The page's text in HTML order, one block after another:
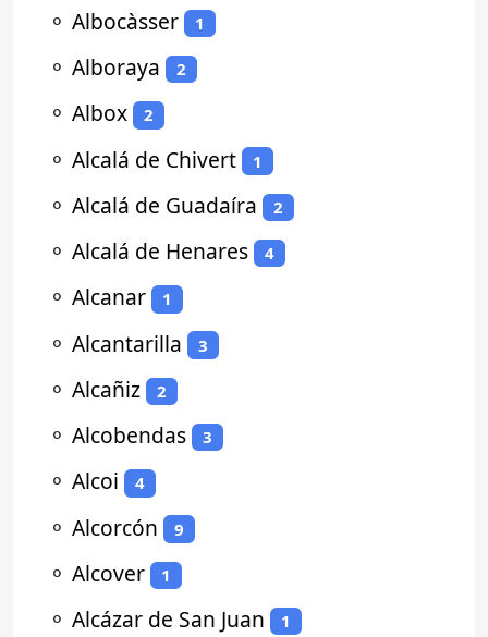
⚬ Albocàsser 1
⚬ Alboraya 2
⚬ Albox 2
⚬ Alcalá de Chivert 1
⚬ Alcalá de Guadaíra 2
⚬ Alcalá de Henares 4
⚬ Alcanar 1
⚬ Alcantarilla 3
⚬ Alcañiz 2
⚬ Alcobendas 3
⚬ Alcoi 4
⚬ Alcorcón 9
⚬ Alcover 1
⚬ Alcázar de San Juan 1